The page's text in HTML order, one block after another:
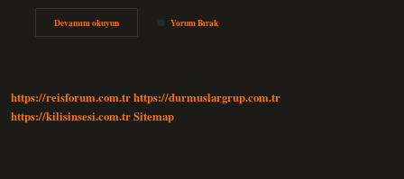
Devamını okuyunLozan
Barış
Nedir
Yorum Bırak
https://reisforum.com.trhttps://durmuslargrup.com.tr
https://kilisinsesi.com.trSitemap